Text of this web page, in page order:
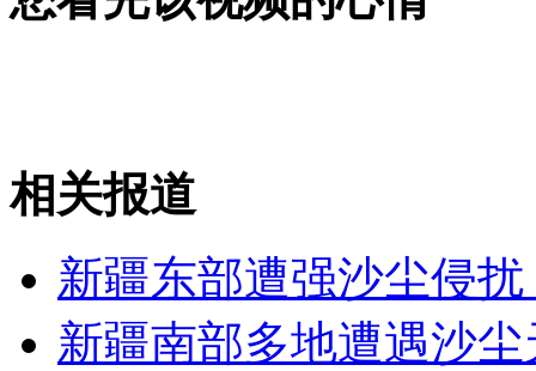
山西运城恶犬咬伤多人 警民合力深夜将其击毙
女孩北京地铁殴打老人 痛下狠手拳打脚踢
相关报道
新疆东部遭强沙尘侵
新疆南部多地遭遇沙